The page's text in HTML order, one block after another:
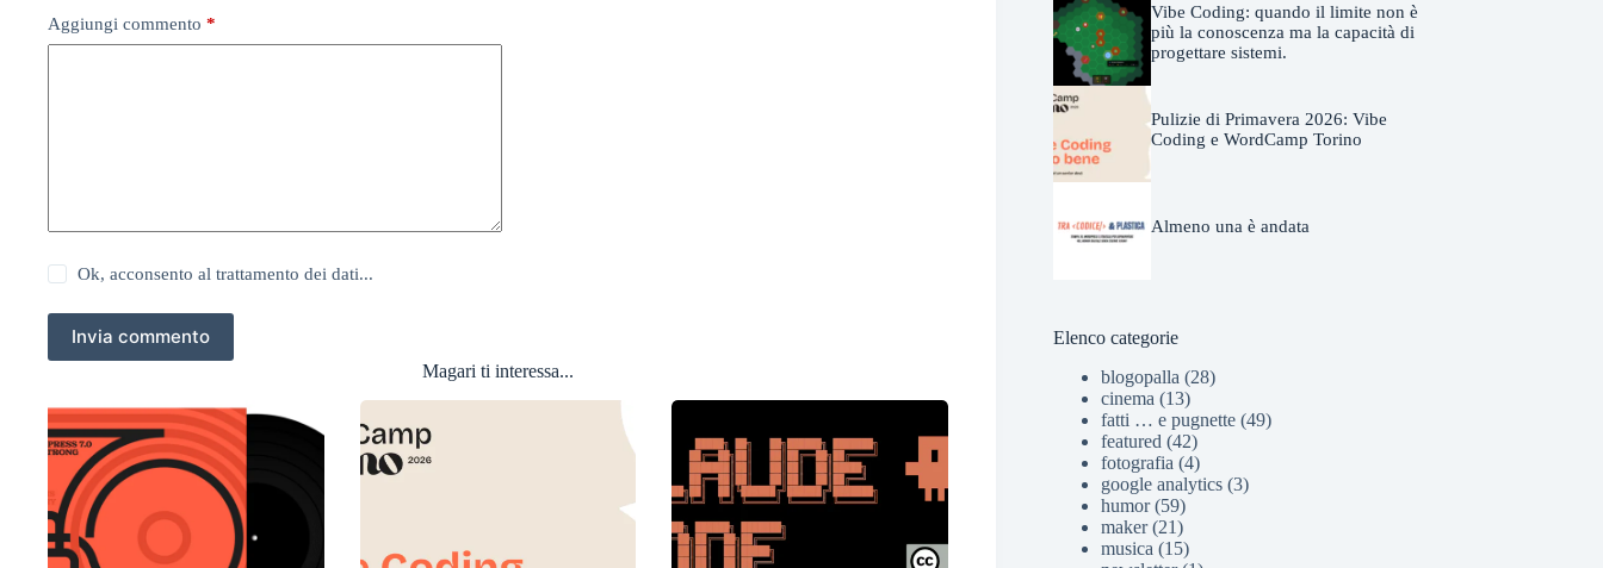
Aggiungi commento *
Ok, acconsento al trattamento dei dati...
Invia commento
Magari ti interessa...
Vibe Coding: quando il limite non è
più la conoscenza ma la capacità di
progettare sistemi.
Pulizie di Primavera 2026: Vibe
Coding e WordCamp Torino
Almeno una è andata
Elenco categorie
blogopalla (28)
cinema (13)
fatti … e pugnette (49)
featured (42)
fotografia (4)
google analytics (3)
humor(59)
maker(21)
musica (15)